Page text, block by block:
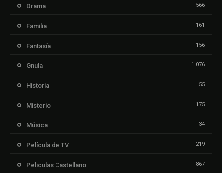
Drama 566
Familia 161
Fantasía 156
Gnula 1.076
Historia 55
Misterio 175
Música 34
Película de TV 219
Peliculas Castellano 867